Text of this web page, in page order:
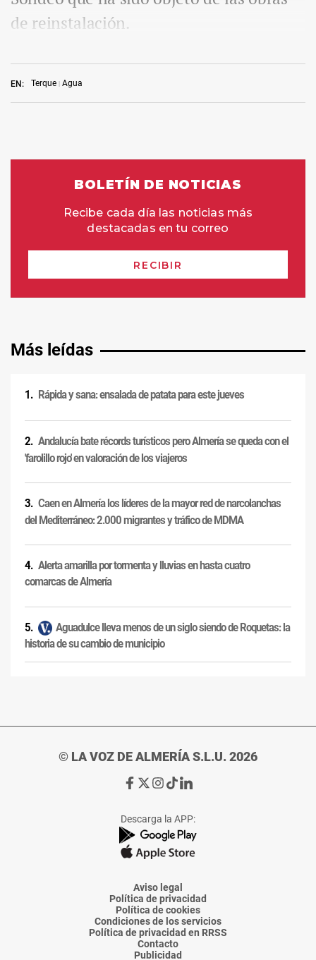
EN: Terque Agua
de reinstalación.
Más leídas
Rápida y sana: ensalada de patata para este jueves
Andalucía bate récords turísticos pero Almería se queda con el
'farolillo rojo' en valoración de los viajeros
Caen en Almería los líderes de la mayor red de narcolanchas
del Mediterráneo: 2.000 migrantes y tráfico de MDMA
Alerta amarilla por tormenta y lluvias en hasta cuatro
comarcas de Almería
Aguadulce lleva menos de un siglo siendo de Roquetas: la
historia de su cambio de municipio
© LA VOZ DE ALMERÍA S.L.U. 2026
Ir
de
La
Voz
Almería
Ir
de
La
Voz
Almería
Ir
de
La
Voz
Almería
Ir
de
La
Voz
Almería
Ir
de
La
Voz
Descarga la APP:
Aviso legal
Política de privacidad
Política de cookies
Condiciones de los servicios
Política de privacidad en RRSS
Contacto
Publicidad